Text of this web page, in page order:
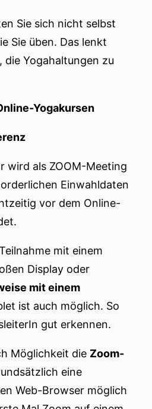
Sie sich nicht selbst
Sie üben. Das lenkt
die Yogahaltungen zu
Yogakursen
wird als ZOOM-Meeting
Einwahldaten
vor dem Online-
mit einem
Display oder
mit einem
ist auch möglich. So
gut erkennen.
Möglichkeit die Zoom-
eine
Web-Browser möglich